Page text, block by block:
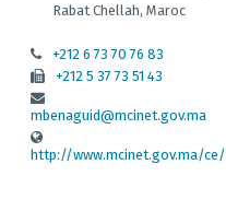
Rabat Chellah, Maroc
+212 6 73 70 76 83
+212 5 37 73 51 43
mbenaguid@mcinet.gov.ma
http://www.mcinet.gov.ma/ce/